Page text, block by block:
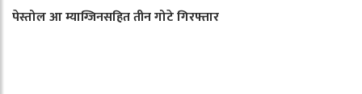
पेस्तोल आ म्याग्जिनसहित तीन गोटे गिरफ्तार